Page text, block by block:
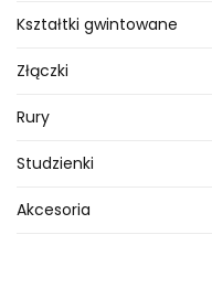
Kształtki gwintowane
Złączki
Rury
Studzienki
Akcesoria